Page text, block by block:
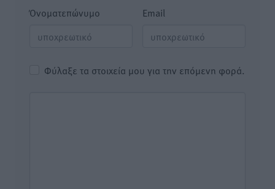
Όνοματεπώνυμο Email
Φύλαξε τα στοιχεία μου για την επόμενη φορά.